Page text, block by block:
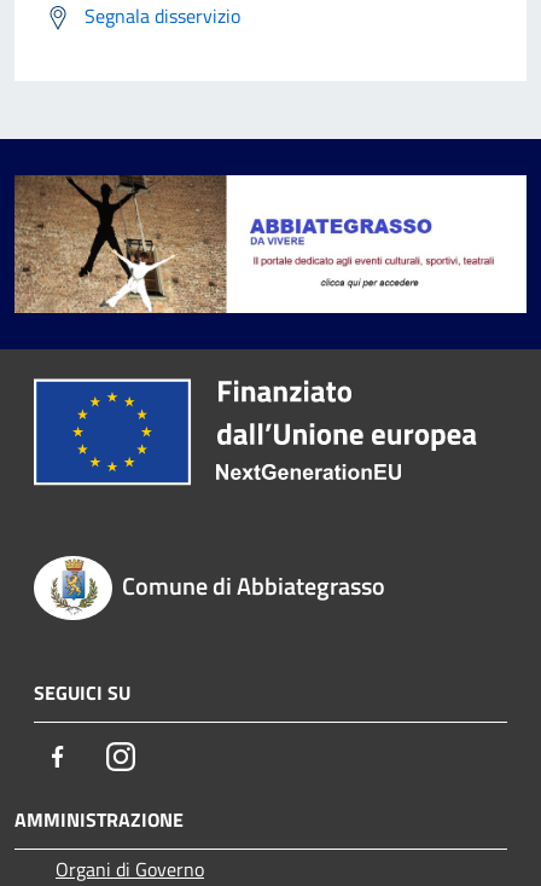
Segnala disservizio
Comune di Abbiategrasso
SEGUICI SU
FacebookInstagram
AMMINISTRAZIONE
Organi di Governo